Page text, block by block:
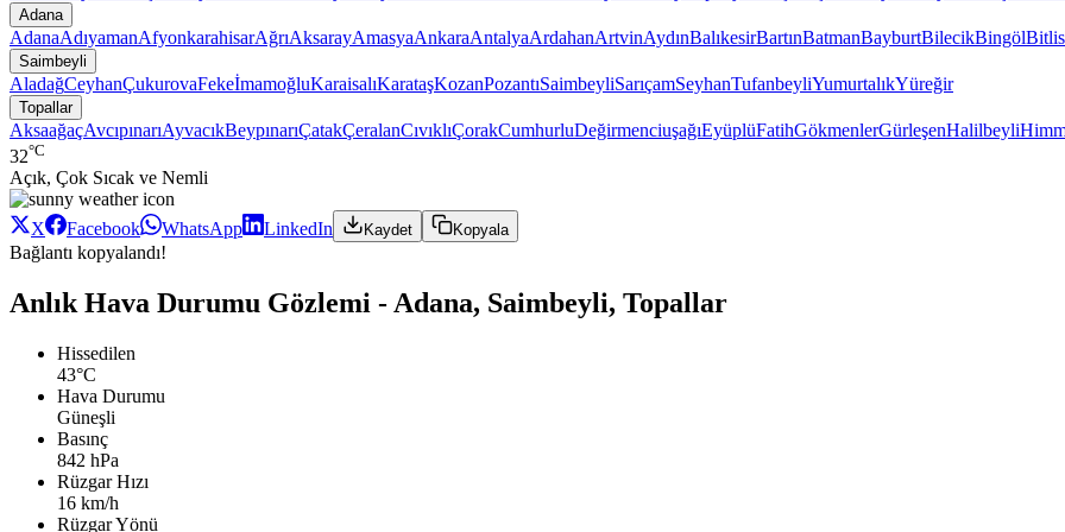
Adana
AdanaAdıyamanAfyonkarahisarAğrıAksarayAmasyaAnkaraAntalyaArdahanArtvinAydınBalıkesirBartınBatmanBayburtBilecikBingölBitlis
Saimbeyli
AladağCeyhanÇukurovaFekeİmamoğluKaraisalıKarataşKozanPozantıSaimbeyliSarıçamSeyhanTufanbeyliYumurtalıkYüreğir
Topallar
AksaağaçAvcıpınarıAyvacıkBeypınarıÇatakÇeralanCıvıklıÇorakCumhurluDeğirmenciuşağıEyüplüFatihGökmenlerGürleşenHalilbeyli
32°C
Açık, Çok Sıcak ve Nemli
X Facebook WhatsApp LinkedIn Kaydet Kopyala
Bağlantı kopyalandı!
Anlık Hava Durumu Gözlemi - Adana, Saimbeyli, Topallar
Hissedilen
43°C
Hava Durumu
Güneşli
Basınç
842 hPa
Rüzgar Hızı
16 km/h
Rüzgar Yönü